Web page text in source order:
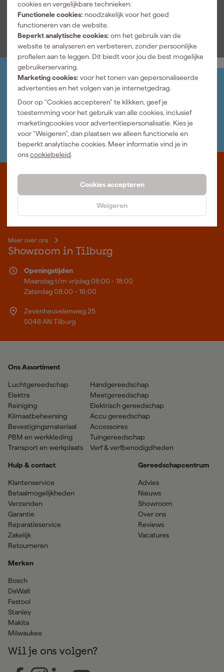
cookies en vergelijkbare technieken:
Functionele cookies: noodzakelijk voor het goed
functioneren van de website.
Beperkt analytische cookies: om het gebruik van de
website te analyseren en verbeteren, zonder persoonlijke
profielen aan te leggen. Dit biedt voor jou de best mogelijke
gebruikerservaring.
Marketing cookies: voor het tonen van gepersonaliseerde
advertenties en het volgen van je internetgedrag.
Door op "Cookies accepteren" te klikken, geef je
toestemming voor het gebruik van alle cookies, inclusief
marketingcookies voor advertentiepersonalisatie. Kies je
voor "Weigeren", dan plaatsen we alleen functionele en
beperkt analytische cookies. Meer informatie vind je in
onscookiebeleid.
Cookies accepteren
Weigeren
Bekijk alle kenmerken
Jouw account
Log-in en beheer je bestellingen en gegevens
Nieuwsbrief
Inschrijven wekelijkse nieuwsbrief
Wij helpen je graag
Neem contact op met één van onze specialisten.
Waar staat Gereedschapcentrum voor
Professioneel gereedschap met advies op maat: wij zijn dé online
specialist, wat je project ook is. Gereedschapcentrum is Beter
Meer over ons
Showroom in Tilburg
Openingstijden
Maandag t/m vrijdag 08:00 - 18:00
Zaterdag 08:00 - 16:00
Zevenheuvelenweg 25
5048 AN Tilburg
Ons Assortiment
Luchtgereedschap
Elektra
Reiniging
Klimaatbeheersing
Bevestigingsmateriaal
PBM en werkkleding
Transport en werkplaats
Handgereedschap
Meetgereedschap
Elektrisch gereedschap
Accu gereedschap
Accessoires
Tuingereedschap
Verf & verfbenodigdheden
Hulp & contact
Klantenservice
Betaalmogelijkheden
Verzenden
Garantie
Reparatieservice
Zakelijk
Retourneren
Merken
Bosch
DeWalt
Festool
Stanley
Makita
Milwaukee
Gereedschapcentrum
Advies
Nieuws
Showroom
Over ons
Reviews
Vacatures
Wil je ons volgen?